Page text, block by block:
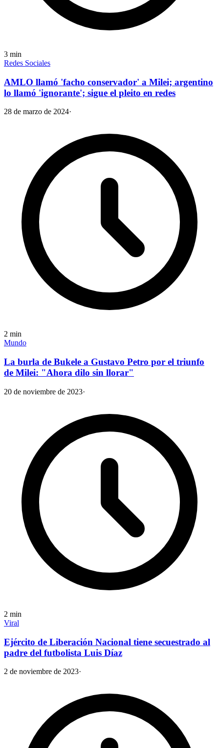
3 min
Redes Sociales
AMLO llamó 'facho conservador' a Milei; argentino
lo llamó 'ignorante'; sigue el pleito en redes
28 de marzo de 2024·
2 min
Mundo
La burla de Bukele a Gustavo Petro por el triunfo
de Milei: "Ahora dilo sin llorar"
20 de noviembre de 2023·
2 min
Viral
Ejército de Liberación Nacional tiene secuestrado al
padre del futbolista Luis Díaz
2 de noviembre de 2023·